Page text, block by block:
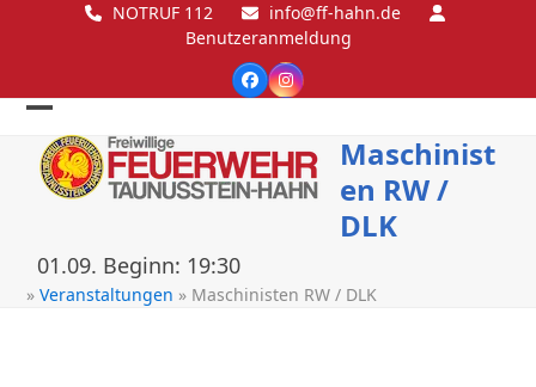
NOTRUF 112
info@ff-hahn.de
Benutzeranmeldung
FacebookInstagram
Open
mobile
Close
mobile
Maschinist
en RW /
DLK
01.09. Beginn: 19:30
»Veranstaltungen » Maschinisten RW / DLK